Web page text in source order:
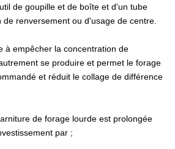
de goupille et de boîte et d'un tube
renversement ou d'usage de centre.
à empêcher la concentration de
se produire et permet le forage
et réduit le collage de différence
de forage lourde est prolongée
par ;